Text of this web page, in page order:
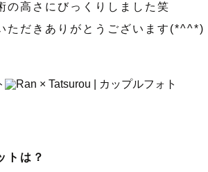
の高さにびっくりしました笑
ただきありがとうございます(*^^*)
トは？